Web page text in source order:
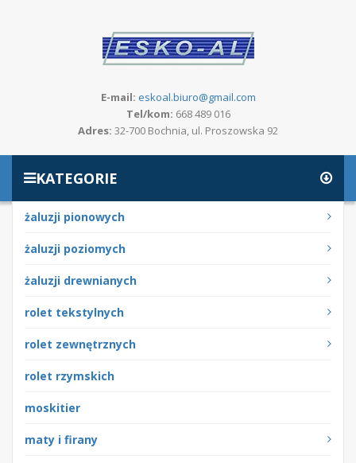
E-mail: eskoal.biuro@gmail.com
Tel/kom: 668 489 016
Adres: 32-700 Bochnia, ul. Proszowska 92
KATEGORIE
żaluzji pionowych
żaluzji poziomych
żaluzji drewnianych
rolet tekstylnych
rolet zewnętrznych
rolet rzymskich
moskitier
maty i firany